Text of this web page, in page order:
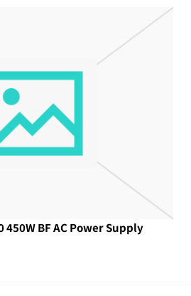
450W BF AC Power Supply